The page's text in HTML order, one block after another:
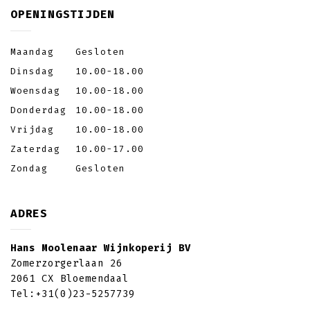
OPENINGSTIJDEN
Maandag
Gesloten
Dinsdag
10.00-18.00
Woensdag
10.00-18.00
Donderdag
10.00-18.00
Vrijdag
10.00-18.00
Zaterdag
10.00-17.00
Zondag
Gesloten
ADRES
Hans Moolenaar Wijnkoperij BV
Zomerzorgerlaan 26
2061 CX Bloemendaal
Tel: +31(0)23-5257739